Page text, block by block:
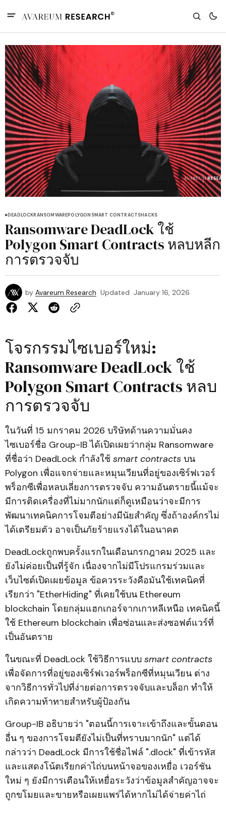
DEADLOCKRANSOMWAREPOLYGON SMART CONTRACTSHACKS
Ransomware DeadLock ใช้
Polygon Smart Contracts หลบหลีก
การตรวจจับ
by Avareum Research Updated January 16, 2026
โจรกรรมไซเบอร์ใหม่:
Ransomware DeadLock ใช้
Polygon Smart Contracts หลบ
การตรวจจับ
ในวันที่ 15 มกราคม 2026 บริษัทด้านความมั่นคง
ไซเบอร์ชื่อ Group-IB ได้เปิดเผยว่ากลุ่ม Ransomware
ที่ชื่อว่า DeadLock กำลังใช้ smart contracts บน
Polygon เพื่อแจกจ่ายและหมุนเวียนที่อยู่ของเซิร์ฟเวอร์
พร็อกซีเพื่อหลบเลี่ยงการตรวจจับ ความอันตรายนี้แม้จะ
มีการติดเครื่องที่ไม่มากนักแต่ก็ดูเหมือนว่าจะมีการ
พัฒนาเทคนิคการโจมตีอย่างมีนัยสำคัญ ซึ่งถ้าองค์กรไม่
ได้เตรียมตัว อาจเป็นภัยร้ายแรงได้ในอนาคต
DeadLockถูกพบครั้งแรกในเดือนกรกฎาคม 2025 และ
ยังไม่ค่อยเป็นที่รู้จัก เนื่องจากไม่มีโปรแกรมร่วมและ
เว็บไซต์เปิดเผยข้อมูล ข้อควรระวังคือมันใช้เทคนิคที่
เรียกว่า "EtherHiding" ที่เคยใช้บน Ethereum
blockchain โดยกลุ่มแฮกเกอร์จากเกาหลีเหนือ เทคนิคนี้
ใช้ Ethereum blockchain เพื่อซ่อนและส่งซอฟต์แวร์ที่
เป็นอันตราย
ในขณะที่ DeadLock ใช้วิธีการแบบ smart contracts
เพื่อจัดการที่อยู่ของเซิร์ฟเวอร์พร็อกซีที่หมุนเวียน ต่าง
จากวิธีการทั่วไปที่ง่ายต่อการตรวจจับและบล็อก ทำให้
เกิดความท้าทายสำหรับผู้ป้องกัน
Group-IB อธิบายว่า "ตอนนี้การเจาะเข้าถึงและขั้นตอน
อื่น ๆ ของการโจมตียังไม่เป็นที่ทราบมากนัก" แต่ได้
กล่าวว่า DeadLock มีการใช้ชื่อไฟล์ ".dlock" ที่เข้ารหัส
และแสดงโน้ตเรียกค่าไถ่บนหน้าจอของเหยื่อ เวอร์ชัน
ใหม่ ๆ ยังมีการเตือนให้เหยื่อระวังว่าข้อมูลสำคัญอาจจะ
ถูกขโมยและขายหรือเผยแพร่ได้หากไม่ได้จ่ายค่าไถ่